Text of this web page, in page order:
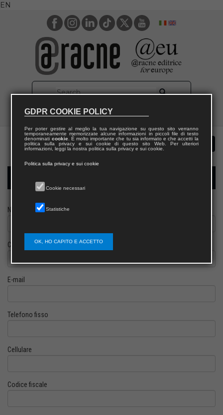
EN
Modulo richiesta saggio biblioteca
Nome
Cognome
E-mail
Telefono fisso
Cellulare
Codice fiscale
GDPR COOKIE POLICY
Per poter gestire al meglio la tua navigazione su questo sito verranno
temporaneamente memorizzate alcune informazioni in piccoli file di testo
denominati cookie. È molto importante che tu sia informato e che accetti la
politica sulla privacy e sui cookie di questo sito Web. Per ulteriori
informazioni, leggi la nostra politica sulla privacy e sui cookie.
Politica sulla privacy e sui cookie
Cookie necessari
Statistiche
OK, HO CAPITO E ACCETTO